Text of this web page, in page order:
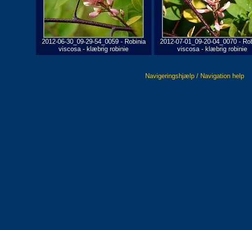
2012-06-30_09-29-54_0059 - Robinia
viscosa - klæbrig robinie
2012-07-01_09-20-04_0070 -
viscosa - klæbrig robinie
Navigeringshjælp / Navigation help